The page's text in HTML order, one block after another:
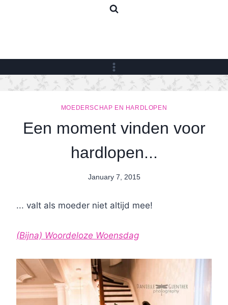
MOEDERSCHAP EN HARDLOPEN
Een moment vinden voor
hardlopen...
By
January 7, 2015
... valt als moeder niet altijd mee!
(Bijna) Woordeloze Woensdag